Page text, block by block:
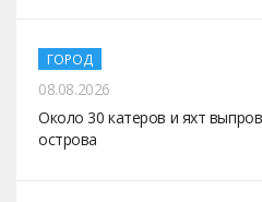
ГОРОД
08.08.2026
Около 30 катеров и яхт
острова